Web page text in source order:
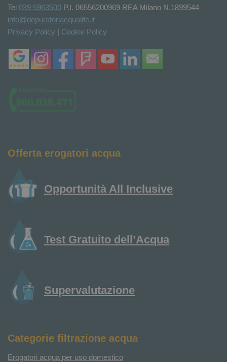
Tel 039 5963500 P.I. 06556200969 REA Milano N.1899544
info@depuratoriacqualife.it
Privacy Policy | Cookie Policy
Offerta erogatori acqua
Opportunità All Inclusive
Test Gratuito dell’Acqua
Supervalutazione
Categorie filtrazione acqua
Erogatori acqua per uso domestico